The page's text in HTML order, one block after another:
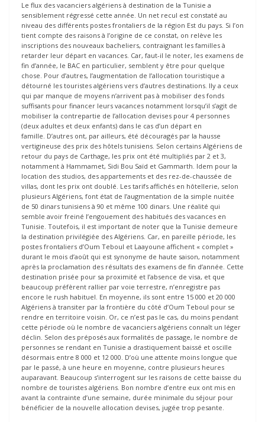
Le flux des vacanciers algériens à destination de la Tunisie a
sensiblement régressé cette année. Un net recul est constaté au
niveau des différents postes frontaliers de la région Est du pays. Si l’on
tient compte des raisons à l’origine de ce constat, on relève les
inscriptions des nouveaux bacheliers, contraignant les familles à
retarder leur départ en vacances. Car, faut-il le noter, les examens de
fin d’année, le BAC en particulier, semblent y être pour quelque
chose. Pour d’autres, l’augmentation de l’allocation touristique a
détourné les touristes algériens vers d’autres destinations. Ily a ceux
qui par manque de moyens n’arrivent pas à mobiliser des fonds
suffisants pour financer leurs vacances notamment lorsqu’il s’agit de
mobiliser la contrepartie de l’allocation devises pour 4 personnes
(deux adultes et deux enfants) dans le cas d’un départ en
famille. D’autres ont, par ailleurs, été découragés par la hausse
vertigineuse des prix des hôtels tunisiens. Selon certains Algériens de
retour du pays de Carthage, les prix ont été multipliés par 2 et 3,
notamment à Hammamet, Sidi Bou Saïd et Gammarth. Idem pour la
location des studios, des appartements et des rez-de-chaussée de
villas, dont les prix ont doublé. Les tarifs affichés en hôtellerie, selon
plusieurs Algériens, font état de l’augmentation de la simple nuitée
de 50 dinars tunisiens à 90 et même 100 dinars. Une réalité qui
semble avoir freiné l’engouement des habitués des vacances en
Tunisie. Toutefois, il est important de noter que la Tunisie demeure
la destination privilégiée des Algériens. Car, en pareille période, les
postes frontaliers d’Oum Teboul et Laayoune affichent « complet »
durant le mois d’août qui est synonyme de haute saison, notamment
après la proclamation des résultats des examens de fin d’année. Cette
destination prisée pour sa proximité et l’absence de visa, et que
beaucoup préfèrent rallier par voie terrestre, n’enregistre pas
encore le rush habituel. En moyenne, ils sont entre 15 000 et 20 000
Algériens à transiter par la frontière du côté d’Oum Teboul pour se
rendre en territoire voisin. Or, ce n’est pas le cas, du moins pendant
cette période où le nombre de vacanciers algériens connaît un léger
déclin. Selon des préposés aux formalités de passage, le nombre de
personnes se rendant en Tunisie a drastiquement baissé et oscille
désormais entre 8 000 et 12 000. D’où une attente moins longue que
par le passé, à une heure en moyenne, contre plusieurs heures
auparavant. Beaucoup s’interrogent sur les raisons de cette baisse du
nombre de touristes algériens. Bon nombre d’entre eux ont mis en
avant la contrainte d’une semaine, durée minimale du séjour pour
bénéficier de la nouvelle allocation devises, jugée trop pesante.